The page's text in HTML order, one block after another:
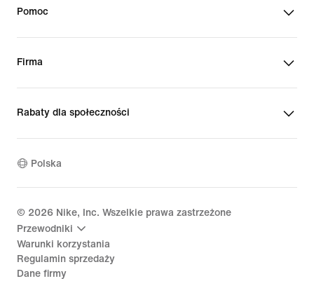
Pomoc
Firma
Rabaty dla społeczności
Polska
© 2026 Nike, Inc. Wszelkie prawa zastrzeżone
Przewodniki
Warunki korzystania
Regulamin sprzedaży
Dane firmy